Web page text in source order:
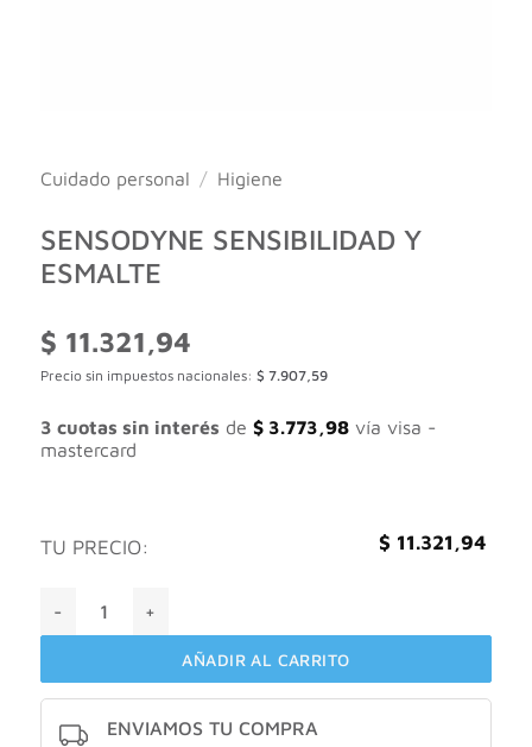
Cuidado personal / Higiene
SENSODYNE SENSIBILIDAD Y
ESMALTE
$ 11.321,94
Precio sin impuestos nacionales: $ 7.907,59
3 cuotas sin interés de $3.773,98vía visa -
mastercard
TU PRECIO: $ 11.321,94
AÑADIR AL CARRITO
ENVIAMOS TU COMPRA